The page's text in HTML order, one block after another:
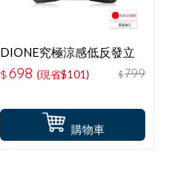
購物車
DIONE究極涼感低反發立
體舒腰墊 DC525
$698 (現省$101) $799